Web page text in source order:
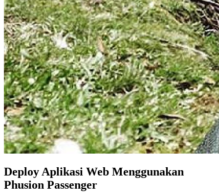
Deploy Aplikasi Web Menggunakan
Phusion Passenger